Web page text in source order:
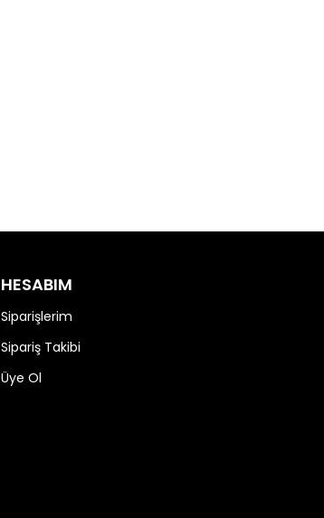
HESABIM
Siparişlerim
Sipariş Takibi
Üye Ol